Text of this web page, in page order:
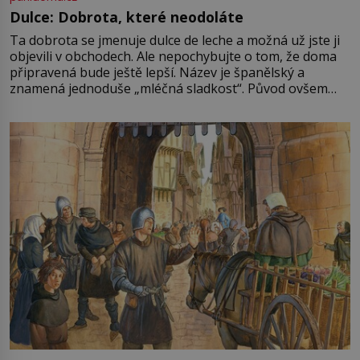
Dulce: Dobrota, které neodoláte
Ta dobrota se jmenuje dulce de leche a možná už jste ji
objevili v obchodech. Ale nepochybujte o tom, že doma
připravená bude ještě lepší. Název je španělský a
znamená jednoduše „mléčná sladkost“. Původ ovšem
pře hned několik latinskoamerických zemí a k tomu
Francie, kde se traduje,